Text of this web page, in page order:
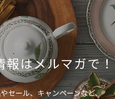
報はメルマガで！
セール、キャンペーンなど、